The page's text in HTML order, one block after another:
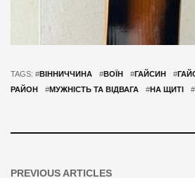
TAGS: #ВІННИЧЧИНА #ВОЇН #ГАЙСИН #
РАЙОН
#МУЖНІСТЬ ТА ВІДВАГА #НА ЩИТІ #
PREVIOUS ARTICLES